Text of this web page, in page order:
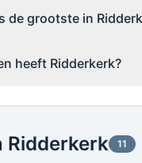
de grootste in
heeft Ridderkerk?
Ridderkerk 11